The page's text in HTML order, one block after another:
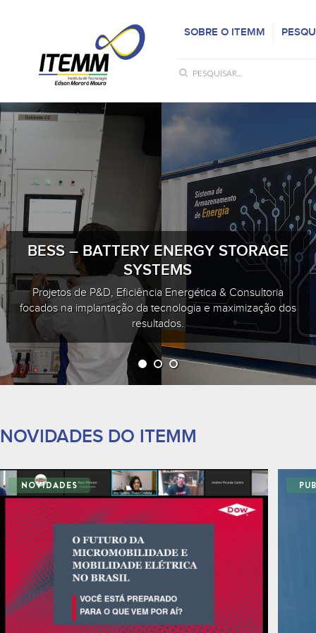
SOBRE O ITEMM
BESS – BATTERY ENERGY STORAGE
SYSTEMS
Projetos de P&D, Eficiência Energética & Consultoria
focados na implantação da tecnologia e maximização dos
resultados.
NOVIDADES DO ITEMM
NOVIDADES